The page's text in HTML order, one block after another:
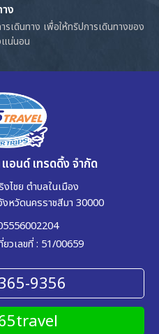
ง
รเดินทาง เพื่อให้ทริปการเดินทางของ
แน่นอน
อนด์ เทรดดิ้ง จำกัด
ไชย ตำบลในเมือง
งหวัดนครราชสีมา 30000
วเลขที่ : 51/00659
9356